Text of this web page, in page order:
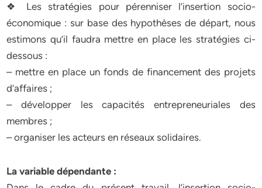
❖ Les stratégies pour pérenniser l’insertion socio-
économique : sur base des hypothèses de départ, nous
estimons qu’il faudra mettre en place les stratégies ci-
dessous :
– mettre en place un fonds de financement des projets
d’affaires ;
– développer les capacités entrepreneuriales des
membres ;
– organiser les acteurs en réseaux solidaires.
La variable dépendante :